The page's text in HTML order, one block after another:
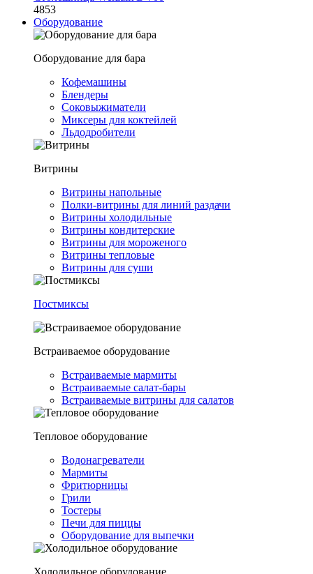
4853
Оборудование
Оборудование для бара
Кофемашины
Блендеры
Соковыжиматели
Миксеры для коктейлей
Льдодробители
Витрины
Витрины напольные
Полки-витрины для линий раздачи
Витрины холодильные
Витрины кондитерские
Витрины для мороженого
Витрины тепловые
Витрины для суши
Постмиксы
Встраиваемое оборудование
Встраиваемые мармиты
Встраиваемые салат-бары
Встраиваемые витрины для салатов
Тепловое оборудование
Водонагреватели
Мармиты
Фритюрницы
Грили
Тостеры
Печи для пиццы
Оборудование для выпечки
Холодильное оборудование